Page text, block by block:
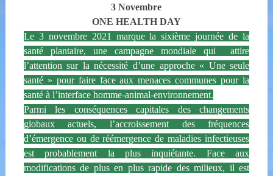
3 Novembre
ONE HEALTH DAY
Le 3 novembre 2021 marque la sixième journée de la
santé plantaire, une campagne mondiale qui attire
l’attention sur la nécessité d’une approche « Une seule
santé » pour faire face aux menaces communes pour la
santé à l’interface homme-animal-environnement.
Parmi les conséquences capitales des changements
globaux actuels, l’accroissement des fréquences
d’émergence ou de réémergence de maladies infectieuses
est probablement la plus inquiétante. Face aux
modifications de plus en plus rapide des milieux, il est